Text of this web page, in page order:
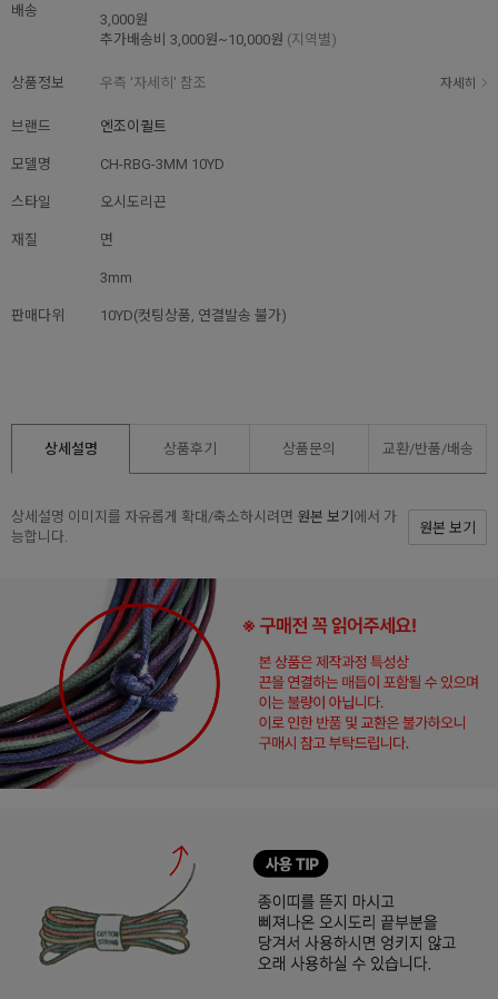
배송
3,000원
추가배송비 3,000원~10,000원 (지역별)
상품정보 우측 '자세히' 참조 자세히
브랜드 엔조이퀼트
모델명 CH-RBG-3MM 10YD
스타일 오시도리끈
재질 면
3mm
판매다위 10YD(컷팅상품, 연결발송 불가)
상세설명 상품후기 상품문의 교환/반품/배송
상세설명 이미지를 자유롭게 확대/축소하시려면 원본 보기 에서 가
능합니다.
원본 보기